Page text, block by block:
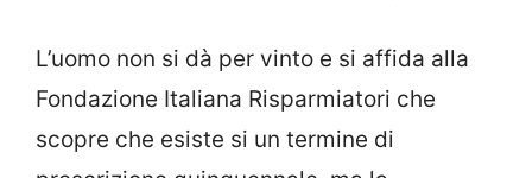
L’uomo non si dà per vinto e si affida alla
Fondazione Italiana Risparmiatori che
scopre che esiste si un termine di